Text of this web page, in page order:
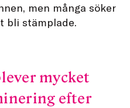
men många söker
bli stämplade.
mycket
efter